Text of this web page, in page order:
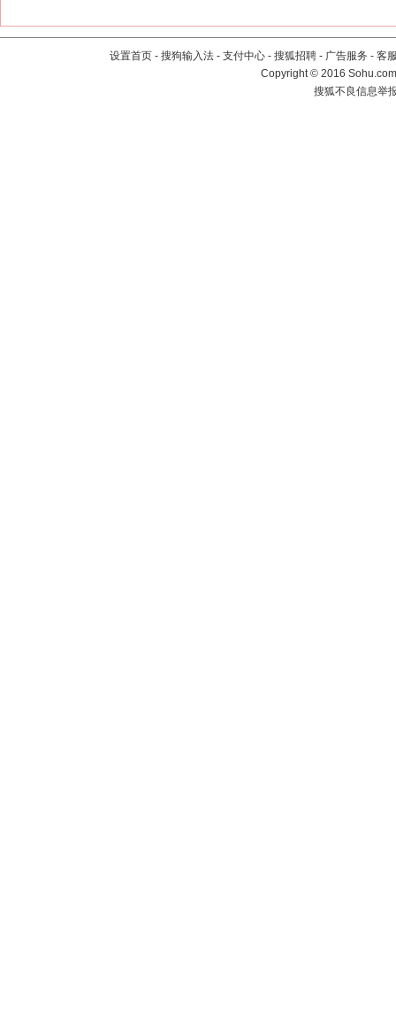
设置首页 - 搜狗输入法 - 支付中心 - 搜狐招聘 - 广告服务 - 客
Copyright©2016
搜狐不良信息举